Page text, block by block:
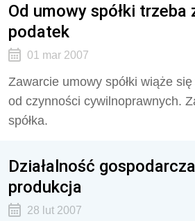
Od umowy spółki trzeba
podatek
01 mar 2007
Zawarcie umowy spółki wiąże
od czynności cywilnoprawnych.
spółka.
Działalność
produkcja
28 lut 2007